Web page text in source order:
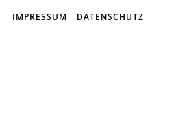
IMPRESSUM DATENSCHUTZ